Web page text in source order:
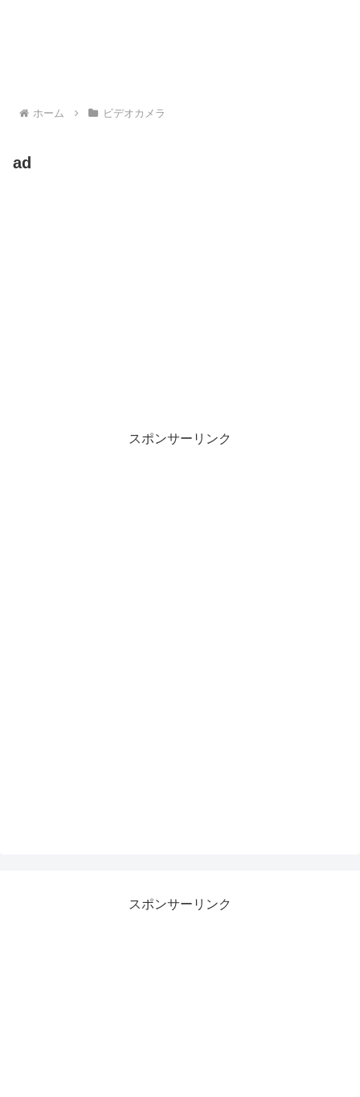
ホーム ビデオカメラ
ad
スポンサーリンク
スポンサーリンク